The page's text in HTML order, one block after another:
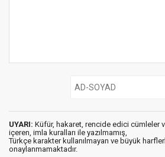
UYARI: Küfür, hakaret, rencide edici cümleler
içeren, imla kuralları ile yazılmamış,
Türkçe karakter kullanılmayan ve büyük
onaylanmamaktadır.